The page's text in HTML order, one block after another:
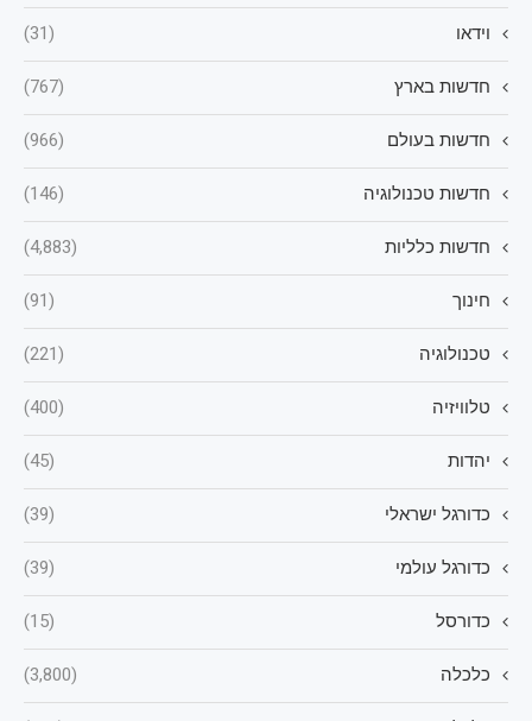
וידאו (31)
חדשות בארץ (767)
חדשות בעולם (966)
חדשות טכנולוגיה (146)
חדשות כלליות (4,883)
חינוך (91)
טכנולוגיה (221)
טלוויזיה (400)
יהדות (45)
כדורגל ישראלי (39)
כדורגל עולמי (39)
כדורסל (15)
כלכלה (3,800)